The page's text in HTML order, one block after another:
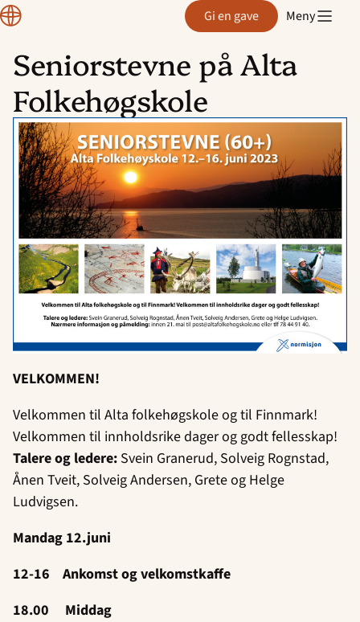
Hopp
til
innhold
Region
Rogaland Gi en gave Meny
Seniorstevne på Alta
Folkehøgskole
VELKOMMEN!
Velkommen til Alta folkehøgskole og til Finnmark!
Velkommen til innholdsrike dager og godt fellesskap!
Talere og ledere: Svein Granerud, Solveig Rognstad,
Ånen Tveit, Solveig Andersen, Grete og Helge
Ludvigsen.
Mandag 12.juni
12-16 Ankomst og velkomstkaffe
18.00 Middag